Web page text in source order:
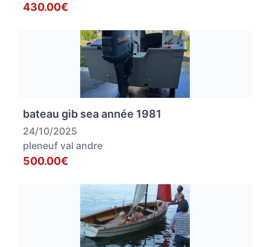
430.00€
bateau gib sea année 1981
24/10/2025
pleneuf val andre
500.00€